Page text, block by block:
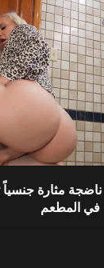
ناضجة مثارة
في المطعم